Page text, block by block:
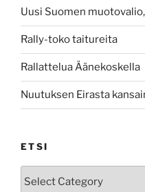
Uusi Suomen
Rally-toko taitureita
Rallattelua Äänekoskella
Nuutuksen Eirasta
ETSI